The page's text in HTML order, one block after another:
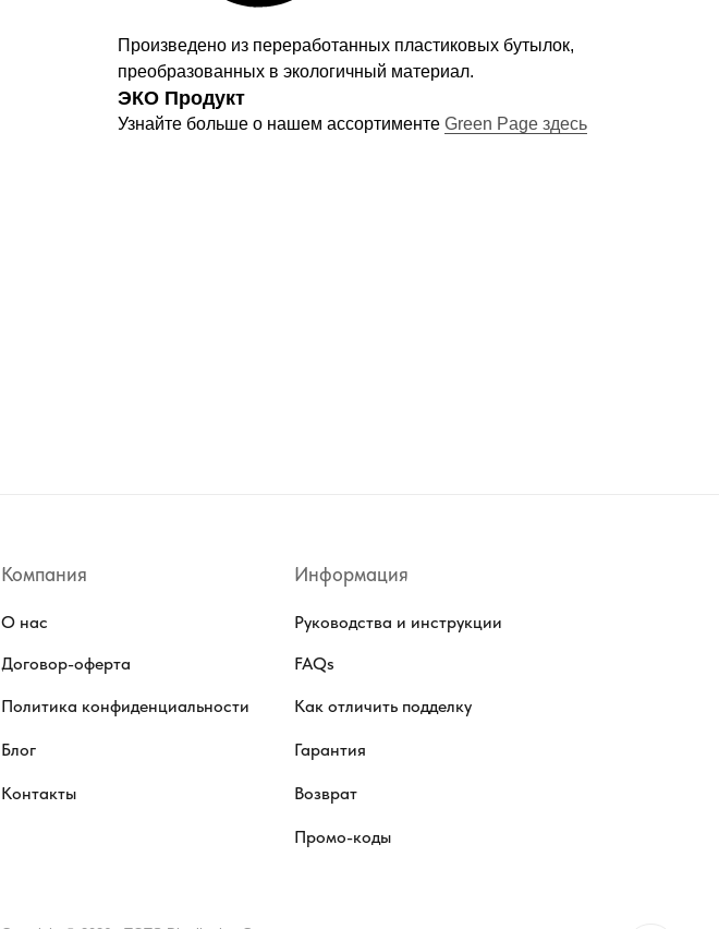
Произведено из переработанных пластиковых бутылок,
преобразованных в экологичный материал.
ЭКО Продукт
Узнайте больше о нашем ассортименте Green Page здесь
Компания
О нас
Договор-оферта
Политика конфиденциальности Как отличить подделку
Блог
Контакты
Информация
Руководства и инструкции
FAQs
Гарантия
Возврат
Промо-коды